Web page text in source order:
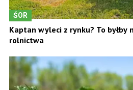
ŚOR
Kaptan wyleci z rynku? To byłby
rolnictwa